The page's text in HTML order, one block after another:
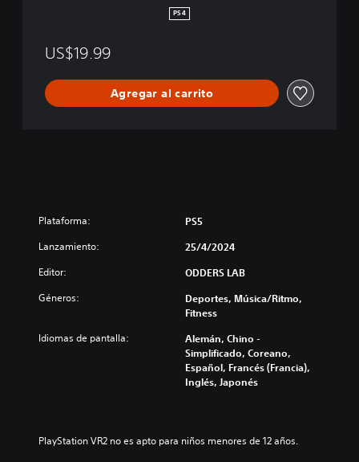
PS4
US$19.99
Agregar al carrito
Plataforma: PS5
Lanzamiento: 25/4/2024
Editor: ODDERS LAB
Géneros:
Deportes, Música/Ritmo,
Fitness
Idiomas de pantalla:
Alemán, Chino -
Simplificado, Coreano,
Español, Francés (Francia),
Inglés, Japonés
PlayStation VR2 no es apto para niños menores de 12 años.